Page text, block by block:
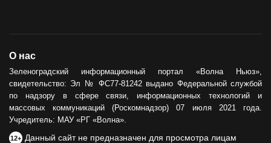
О нас
Зеленоградский информационный портал «Волна Ньюз»,
свидетельство: Эл № ФС77-81242 выдано Федеральной службой
по надзору в сфере связи, информационных технологий и
массовых коммуникаций (Роскомнадзор) 07 июля 2021 года.
Учредитель: МАУ «РГ «Волна».
12+ Данный сайт не предназначен для просмотра лицам